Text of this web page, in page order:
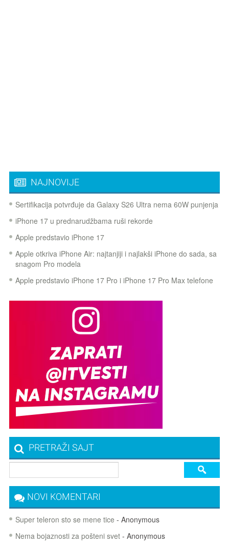
NAJNOVIJE
Sertifikacija potvrđuje da Galaxy S26 Ultra nema 60W punjenja
iPhone 17 u prednarudžbama ruši rekorde
Apple predstavio iPhone 17
Apple otkriva iPhone Air: najtanjiji i najlakši iPhone do sada, sa
snagom Pro modela
Apple predstavio iPhone 17 Pro i iPhone 17 Pro Max telefone
PRETRAŽI SAJT
NOVI KOMENTARI
Super teleron sto se mene tice - Anonymous
Nema bojaznosti za pošteni svet- Anonymous